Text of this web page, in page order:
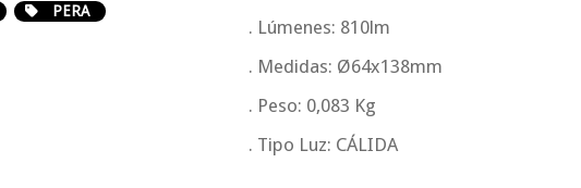
PERA
. Lúmenes: 810lm
. Medidas: Ø64x138mm
. Peso: 0,083 Kg
. Tipo Luz: CÁLIDA